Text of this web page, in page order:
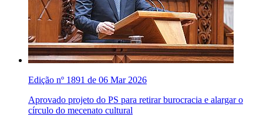
Edição nº 1891 de 06 Mar 2026
Aprovado projeto do PS para retirar burocracia e alargar o
círculo do mecenato cultural